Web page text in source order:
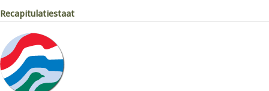
Recapitulatiestaat